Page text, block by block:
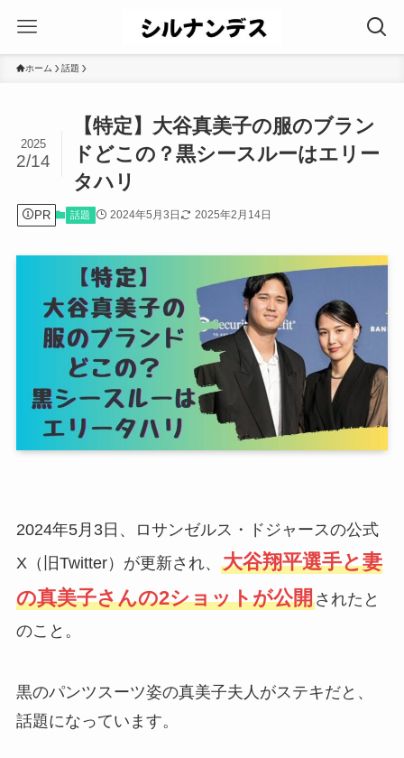
ホーム 話題
【特定】大谷真美子の服のブラン
ドどこの？黒シースルーはエリー
タハリ
2025
2/14
PR 話題 2024年5月3日 2025年2月14日
2024年5月3日、ロサンゼルス・ドジャースの公式
X（旧Twitter）が更新され、 大谷翔平選手と妻
の真美子さんの2ショットが公開されたと
のこと。
黒のパンツスーツ姿の真美子夫人がステキだと、
話題になっています。